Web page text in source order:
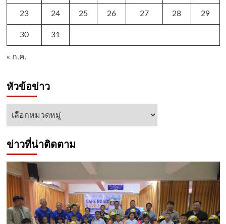
23 24 25 26 27 28 29
30 31
« ก.ค.
หัวข้อข่าว
หัวข้อ
ข่าวที่น่าติดตาม